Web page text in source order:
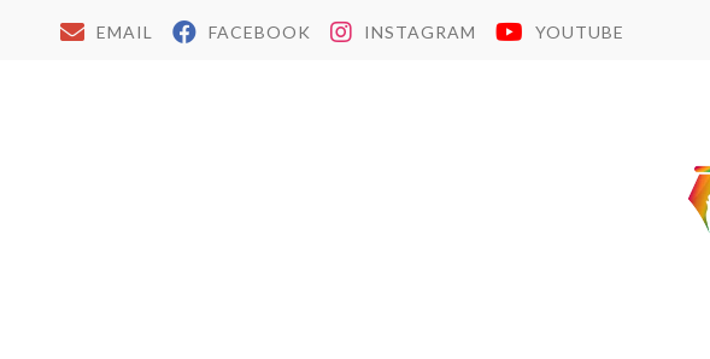
EMAIL FACEBOOK INSTAGRAM YOUTUBE